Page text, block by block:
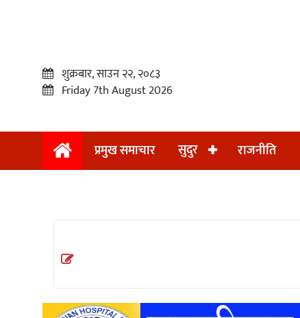
प्रमुख
अन्तराष्ट्रिय
शुक्रबार, साउन २२, २०८३
Friday 7th August 2026
प्रमुख समाचार सुदुर राजनीति